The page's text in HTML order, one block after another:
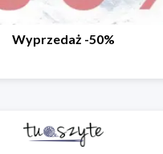
Wyprzedaż -50%